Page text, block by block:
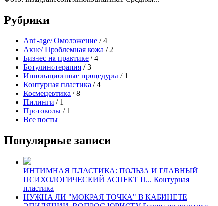
Рубрики
Anti-age/ Омоложение / 4
Акне/ Проблемная кожа / 2
Бизнес на практике / 4
Ботулинотерапия / 3
Инновационные процедуры / 1
Контурная пластика / 4
Космецевтика / 8
Пилинги / 1
Протоколы / 1
Все посты
Популярные записи
ИНТИМНАЯ ПЛАСТИКА: ПОЛЬЗА И ГЛАВНЫЙ
ПСИХОЛОГИЧЕСКИЙ АСПЕКТ П... Контурная
пластика
НУЖНА ЛИ "МОКРАЯ ТОЧКА" В КАБИНЕТЕ